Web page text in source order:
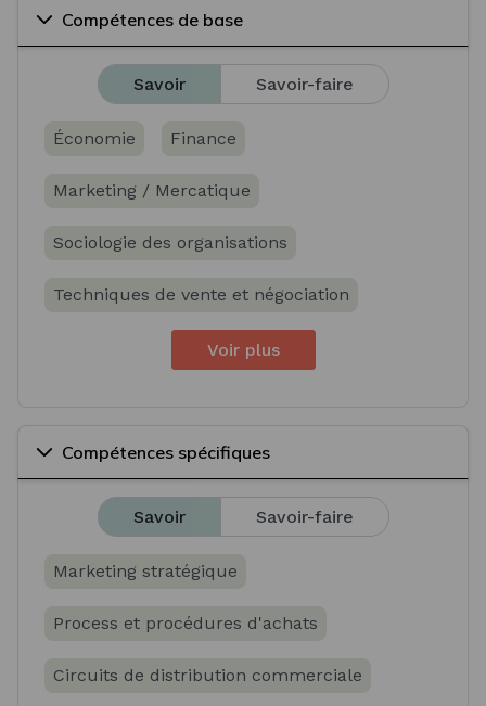
Compétences de base
Savoir Savoir-faire
Économie Finance
Marketing / Mercatique
Sociologie des organisations
Techniques de vente et négociation
Voir plus
Compétences spécifiques
Savoir Savoir-faire
Marketing stratégique
Process et procédures d'achats
Circuits de distribution commerciale